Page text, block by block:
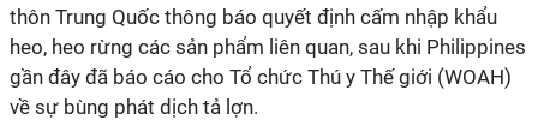
thôn Trung Quốc thông báo quyết định cấm nhập khẩu
heo, heo rừng các sản phẩm liên quan, sau khi Philippines
gần đây đã báo cáo cho Tổ chức Thú y Thế giới (WOAH)
về sự bùng phát dịch tả lợn.